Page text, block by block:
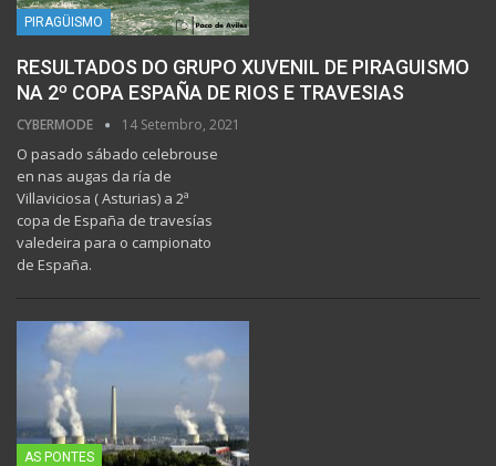
PIRAGÜISMO
RESULTADOS DO GRUPO XUVENIL DE PIRAGUISMO
NA 2º COPA ESPAÑA DE RIOS E TRAVESIAS
CYBERMODE 14 Setembro, 2021
O pasado sábado celebrouse
en nas augas da ría de
Villaviciosa ( Asturias) a 2ª
copa de España de travesías
valedeira para o campionato
de España.
AS PONTES